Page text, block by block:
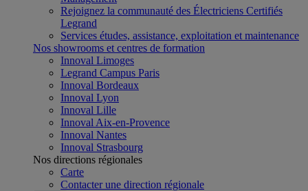
Rejoignez la communauté des Électriciens Certifiés
Legrand
Services études, assistance, exploitation et maintenance
Nos showrooms et centres de formation
Innoval Limoges
Legrand Campus Paris
Innoval Bordeaux
Innoval Lyon
Innoval Lille
Innoval Aix-en-Provence
Innoval Nantes
Innoval Strasbourg
Nos directions régionales
Carte
Contacter une direction régionale